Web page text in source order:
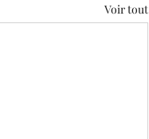
Voir tout